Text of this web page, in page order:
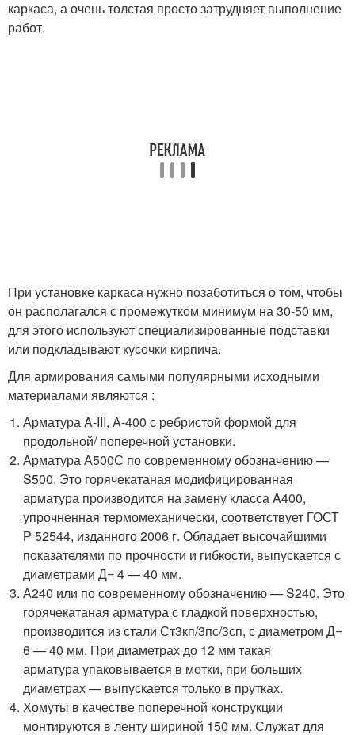
каркаса, а очень толстая просто затрудняет выполнение
работ.
При установке каркаса нужно позаботиться о том, чтобы
он располагался с промежутком минимум на 30-50 мм,
для этого используют специализированные подставки
или подкладывают кусочки кирпича.
Для армирования самыми популярными исходными
материалами являются :
Арматура A-III, A-400 с ребристой формой для
продольной/ поперечной установки.
Арматура А500С по современному обозначению —
S500. Это горячекатаная модифицированная
арматура производится на замену класса A400,
упрочненная термомеханически, соответствует ГОСТ
Р 52544, изданного 2006 г. Обладает высочайшими
показателями по прочности и гибкости, выпускается с
диаметрами Д= 4 — 40 мм.
А240 или по современному обозначению — S240. Это
горячекатаная арматура с гладкой поверхностью,
производится из стали Ст3кп/3пс/3сп, с диаметром Д=
6 — 40 мм. При диаметрах до 12 мм такая
арматура упаковывается в мотки, при больших
диаметрах — выпускается только в прутках.
Хомуты в качестве поперечной конструкции
монтируются в ленту шириной 150 мм. Служат для